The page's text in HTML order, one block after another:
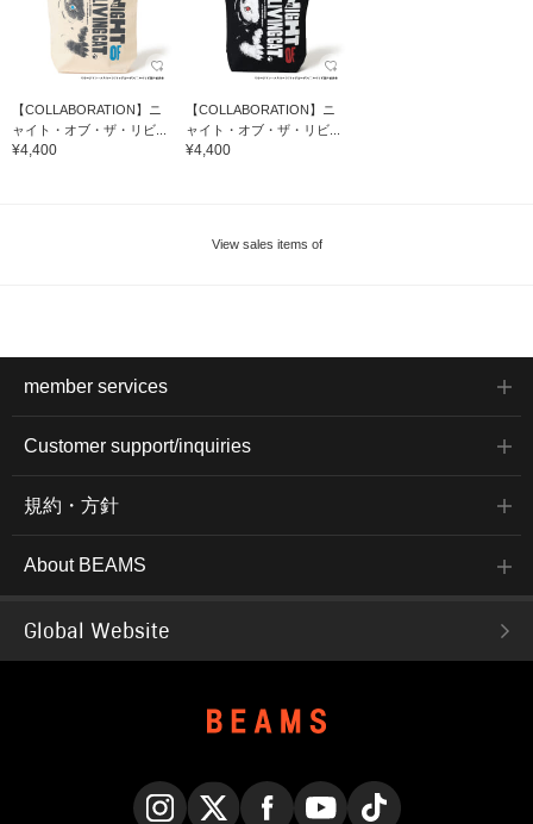
【COLLABORATION】ニ
ャイト・オブ・ザ・リビ...
¥4,400
【COLLABORATION】ニ
ャイト・オブ・ザ・リビ...
¥4,400
View sales items of
member services
Customer support/inquiries
規約・方針
About BEAMS
Global Website